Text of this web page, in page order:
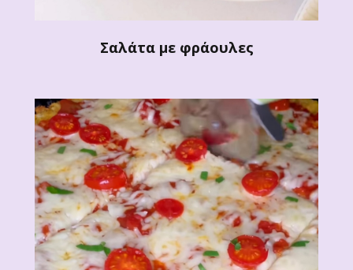
Σαλάτα με φράουλες